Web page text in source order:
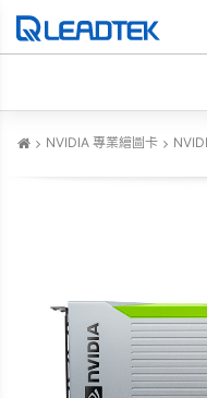
NVIDIA 專業繪圖卡